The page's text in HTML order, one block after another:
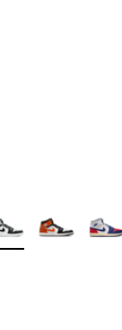
de $150.00 à
de couleurs